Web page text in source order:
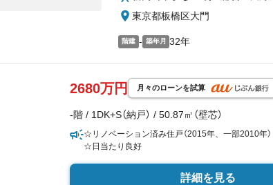
東京都板橋区大門
階建 - 築年月 32年
2680万円 月々のローンを試算
-階 / 1DK+S（納戸） / 50.87㎡（壁芯）
☆リノベーション済み住戸（2015年、一部2010年）
☆日当たり良好
詳細を見る